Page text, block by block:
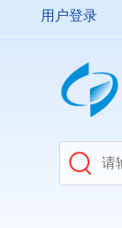
用户登录